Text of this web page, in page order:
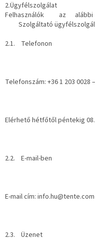
2.Ügyfélszolgálat
Felhasználók az
Szolgáltató
2.1. Telefonon
Telefonszám: +36 1 203 0028
Elérhető hétfőtől péntekig
2.2. E-mail-ben
E-mail cím: info.hu@tente.com
2.3. Üzenet